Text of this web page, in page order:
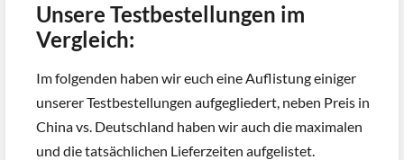
Unsere Testbestellungen im
Vergleich:
Im folgenden haben wir euch eine Auflistung einiger
unserer Testbestellungen aufgegliedert, neben Preis in
China vs. Deutschland haben wir auch die maximalen
und die tatsächlichen Lieferzeiten aufgelistet.